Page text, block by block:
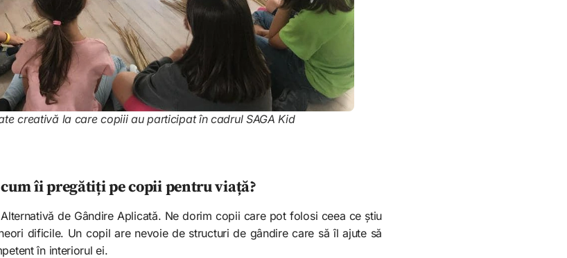
creativă la care copiii au participat în cadrul SAGA Kid
îi pregătiți pe copii pentru viață?
de Gândire Aplicată. Ne dorim copii care pot folosi ceea ce știu
dificile. Un copil are nevoie de structuri de gândire care să îl ajute să
în interiorul ei.